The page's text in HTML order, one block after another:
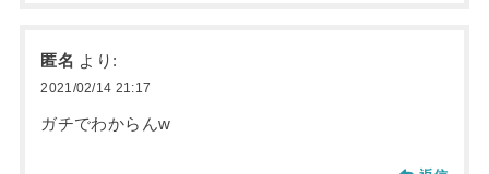
匿名 より:
2021/02/14 21:17
ガチでわからんw